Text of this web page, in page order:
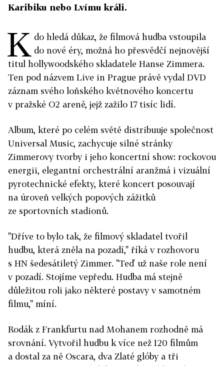
Karibiku nebo Lvímu králi.
K do hledá důkaz, že filmová hudba vstoupila
do nové éry, možná ho přesvědčí nejnovější
titul hollywoodského skladatele Hanse Zimmera.
Ten pod názvem Live in Prague právě vydal DVD
záznam svého loňského květnového koncertu
v pražské O2 areně, jejž zažilo 17 tisíc lidí.
Album, které po celém světě distribuuje společnost
Universal Music, zachycuje silné stránky
Zimmerovy tvorby i jeho koncertní show: rockovou
energii, elegantní orchestrální aranžmá i vizuální
pyrotechnické efekty, které koncert posouvají
na úroveň velkých popových zážitků
ze sportovních stadionů.
"Dříve to bylo tak, že filmový skladatel tvořil
hudbu, která zněla na pozadí," říká v rozhovoru
s HN šedesátiletý Zimmer. "Teď už naše role není
v pozadí. Stojíme vepředu. Hudba má stejně
důležitou roli jako některé postavy v samotném
filmu," míní.
Rodák z Frankfurtu nad Mohanem rozhodně má
srovnání. Vytvořil hudbu k více než 120 filmům
a dostal za ně Oscara, dva Zlaté glóby a tři